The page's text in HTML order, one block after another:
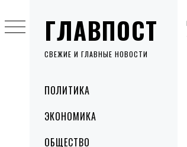
ГЛАВПОСТ
СВЕЖИЕ И ГЛАВНЫЕ НОВОСТИ
MenuПОЛИТИКА
ЭКОНОМИКА
ОБЩЕСТВО
to
content